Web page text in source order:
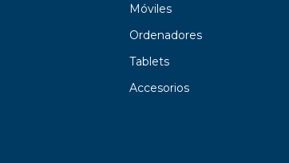
Móviles
Ordenadores
Tablets
Accesorios